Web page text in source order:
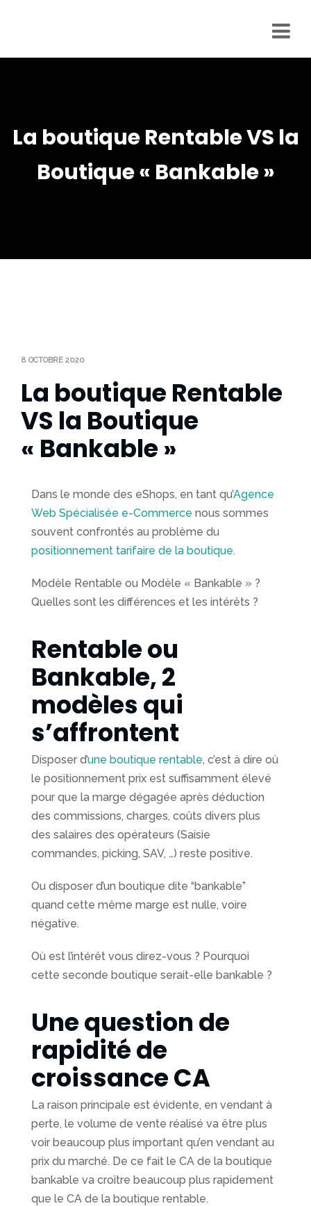
La boutique Rentable VS la
Boutique « Bankable »
8 OCTOBRE 2020
La boutique Rentable
VS la Boutique
« Bankable »
Dans le monde des eShops, en tant qu’Agence
Web Spécialisée e-Commerce nous sommes
souvent confrontés au problème du
positionnement tarifaire de la boutique.
Modèle Rentable ou Modèle « Bankable » ?
Quelles sont les différences et les intérêts ?
Rentable ou
Bankable, 2
modèles qui
s’affrontent
Disposer d’une boutique rentable, c’est à dire où
le positionnement prix est suffisamment élevé
pour que la marge dégagée après déduction
des commissions, charges, coûts divers plus
des salaires des opérateurs (Saisie
commandes, picking, SAV, …) reste positive.
Ou disposer d’un boutique dite “bankable”
quand cette même marge est nulle, voire
négative.
Où est l’intérêt vous direz-vous ? Pourquoi
cette seconde boutique serait-elle bankable ?
Une question de
rapidité de
croissance CA
La raison principale est évidente, en vendant à
perte, le volume de vente réalisé va être plus
voir beaucoup plus important qu’en vendant au
prix du marché. De ce fait le CA de la boutique
bankable va croître beaucoup plus rapidement
que le CA de la boutique rentable.
eCommerce
Site
internet
naturel SEO
Communication
Identité
visuelle et
graphique
Expertises
La
marque,
digitale
Expérience
Utilisateur
Ingénierie
eCommerce,
lab
Marketplaces
marketing
et
d’achats
Contact
Qui
sommes
nous